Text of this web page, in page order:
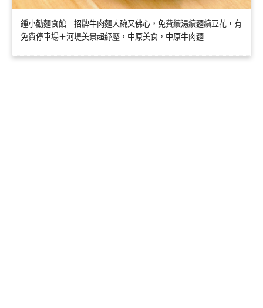
鍾小勤麵食館｜招牌牛肉麵大碗又佛心，免費續湯續麵續豆花，有
免費停車場＋河堤美景超紓壓，中原美食，中原牛肉麵